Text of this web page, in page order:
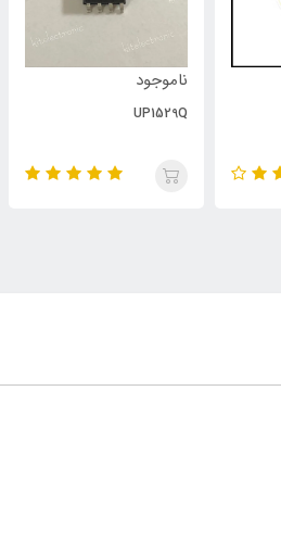
ناموجود
UP1529Q